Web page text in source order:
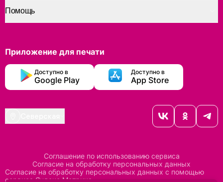
Помощь
Приложение для печати
Доступно в
Google Play
Доступно в
App Store
Соглашение по использованию сервиса
Согласие на обработку персональных данных
Согласие на обработку персональных данных с помощью
сервиса Яндекс Метрика